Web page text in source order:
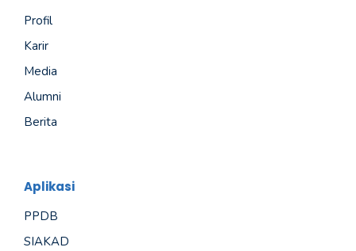
Profil
Karir
Media
Alumni
Berita
Aplikasi
PPDB
SIAKAD